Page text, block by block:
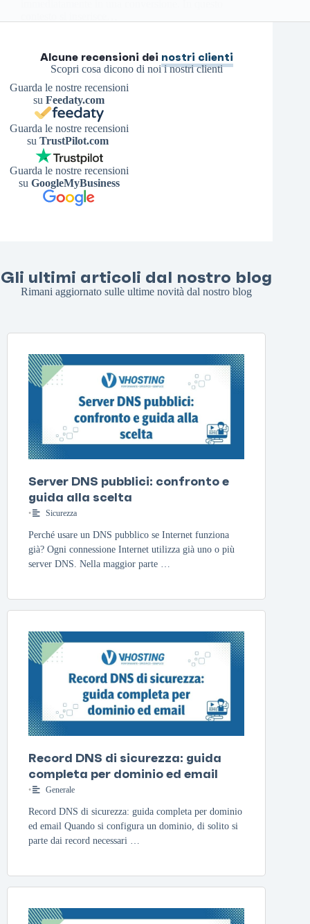
Alcune recensioni dei nostri clienti
Scopri cosa dicono di noi i nostri clienti
Guarda le nostre recensioni
suFeedaty.com
Guarda le nostre recensioni
su TrustPilot.com
Guarda le nostre recensioni
su GoogleMyBusiness
Gli ultimi articoli dal nostro blog
Rimani aggiornato sulle ultime novità dal nostro blog
Server DNS pubblici: confronto e
guida alla scelta
• Sicurezza
Perché usare un DNS pubblico se Internet funziona
già? Ogni connessione Internet utilizza già uno o più
server DNS. Nella maggior parte …
Record DNS di sicurezza: guida
completa per dominio ed email
• Generale
Record DNS di sicurezza: guida completa per dominio
ed email Quando si configura un dominio, di solito si
parte dai record necessari …